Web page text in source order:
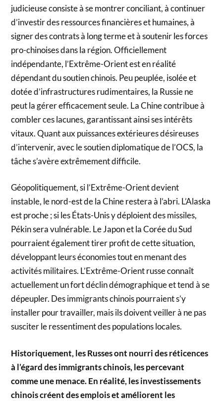
judicieuse consiste à se montrer conciliant, à continuer
d’investir des ressources financières et humaines, à
signer des contrats à long terme et à soutenir les forces
pro-chinoises dans la région. Officiellement
indépendante, l’Extrême-Orient est en réalité
dépendant du soutien chinois. Peu peuplée, isolée et
dotée d’infrastructures rudimentaires, la Russie ne
peut la gérer efficacement seule. La Chine contribue à
combler ces lacunes, garantissant ainsi ses intérêts
vitaux. Quant aux puissances extérieures désireuses
d’intervenir, avec le soutien diplomatique de l’OCS, la
tâche s’avère extrêmement difficile.
Géopolitiquement, si l’Extrême-Orient devient
instable, le nord-est de la Chine restera à l’abri. L’Alaska
est proche ; si les États-Unis y déploient des missiles,
Pékin sera vulnérable. Le Japon et la Corée du Sud
pourraient également tirer profit de cette situation,
développant leurs économies tout en menant des
activités militaires. L’Extrême-Orient russe connaît
actuellement un fort déclin démographique et tend à se
dépeupler. Des immigrants chinois pourraient s’y
installer pour travailler, mais ils doivent veiller à ne pas
susciter le ressentiment des populations locales.
Historiquement, les Russes ont nourri des réticences
à l’égard des immigrants chinois, les percevant
comme une menace. En réalité, les investissements
chinois créent des emplois et améliorent les